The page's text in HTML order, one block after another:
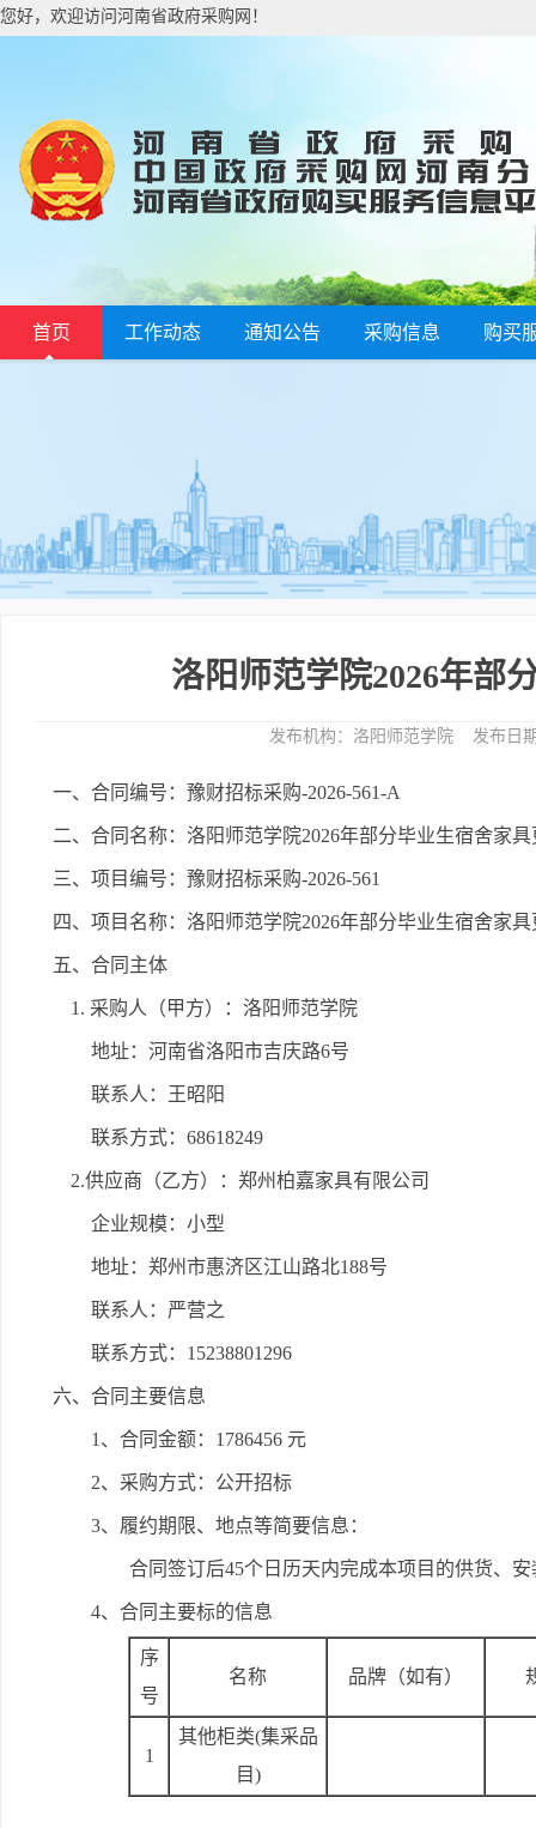
您好，欢迎访问河南省政府采购网！
首页 工作动态 通知公告 采购信息 购买
洛阳师范学院2026年部
发布机构： 洛阳师范学院 发布日
一、合同编号：豫财招标采购-2026-561-A
二、合同名称：洛阳师范学院2026年部分毕业生宿舍家
三、项目编号：豫财招标采购-2026-561
四、项目名称：洛阳师范学院2026年部分毕业生宿舍家
五、合同主体
1. 采购人（甲方）：洛阳师范学院
地址：河南省洛阳市吉庆路6号
联系人：王昭阳
联系方式：68618249
2.供应商（乙方）：郑州柏嘉家具有限公司
企业规模：小型
地址：郑州市惠济区江山路北188号
联系人：严营之
联系方式：15238801296
六、合同主要信息
1、合同金额：1786456 元
2、采购方式：公开招标
3、履约期限、地点等简要信息：
合同签订后45个日历天内完成本项目的供货、
4、合同主要标的信息
序
号
名称 品牌（如有）
1
其他柜类(集采品
目)